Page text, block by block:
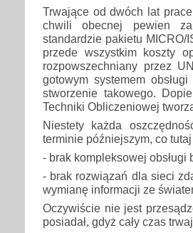
Trwające od dwóch lat
chwili obecnej pewien
standardzie pakietu MICRO/
przede wszystkim koszty
rozpowszechniany przez
gotowym systemem
stworzenie takowego.
Techniki Obliczeniowej
Niestety każda
terminie późniejszym, co
- brak kompleksowej obsługi
- brak rozwiązań dla sieci
wymianę informacji ze
Oczywiście nie jest
posiadał, gdyż cały czas